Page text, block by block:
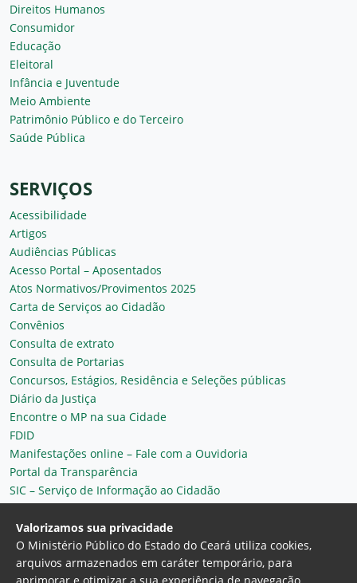
Direitos Humanos
Consumidor
Educação
Eleitoral
Infância e Juventude
Meio Ambiente
Patrimônio Público e do Terceiro
Saúde Pública
SERVIÇOS
Acessibilidade
Artigos
Audiências Públicas
Acesso Portal – Aposentados
Atos Normativos/Provimentos 2025
Carta de Serviços ao Cidadão
Convênios
Consulta de extrato
Consulta de Portarias
Concursos, Estágios, Residência e Seleções públicas
Diário da Justiça
Encontre o MP na sua Cidade
FDID
Manifestações online – Fale com a Ouvidoria
Portal da Transparência
SIC – Serviço de Informação ao Cidadão
Plantão MP do Ceará
Secretaria Geral
Valorizamos sua privacidade
O Ministério Público do Estado do Ceará utiliza cookies,
arquivos armazenados em caráter temporário, para